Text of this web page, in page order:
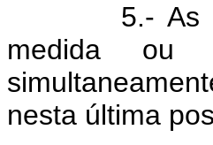
5.- As
medida ou
nesta última